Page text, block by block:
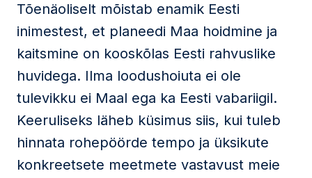
Tõenäoliselt mõistab enamik Eesti
inimestest, et planeedi Maa hoidmine ja
kaitsmine on kooskõlas Eesti rahvuslike
huvidega. Ilma loodushoiuta ei ole
tulevikku ei Maal ega ka Eesti vabariigil.
Keeruliseks läheb küsimus siis, kui tuleb
hinnata rohepöörde tempo ja üksikute
konkreetsete meetmete vastavust meie